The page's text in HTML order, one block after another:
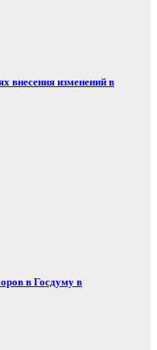
внесения изменений в
в Госдуму в